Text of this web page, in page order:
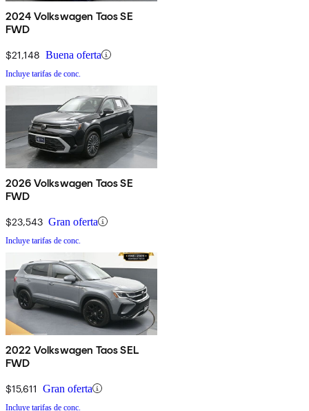
2024 Volkswagen Taos SE
FWD
$21,148 Buena oferta
Incluye tarifas de conc.
2026 Volkswagen Taos SE
FWD
$23,543 Gran oferta
Incluye tarifas de conc.
2022 Volkswagen Taos SEL
FWD
$15,611 Gran oferta
Incluye tarifas de conc.